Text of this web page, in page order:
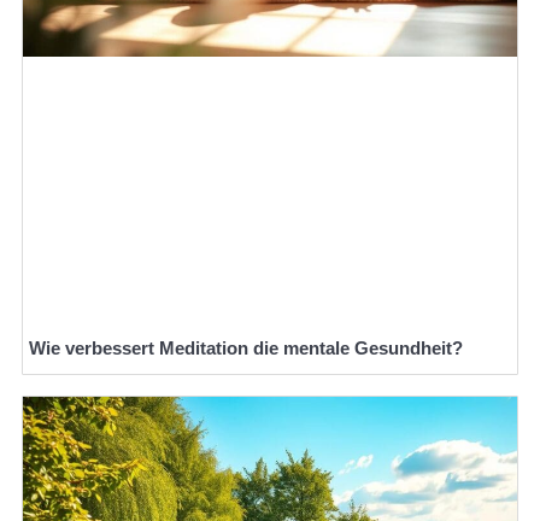
Wie verbessert Meditation die mentale Gesundheit?